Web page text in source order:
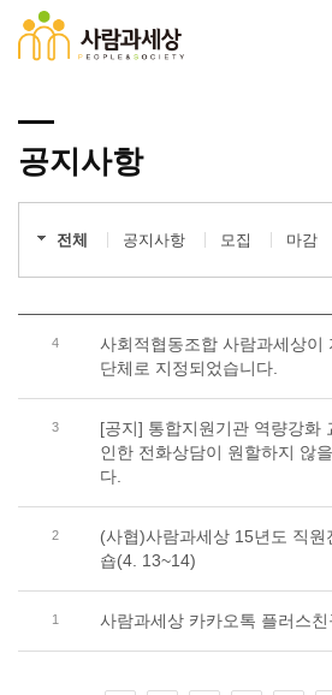
공지사항
전체 공지사항 모집 마감
4
사회적협동조합 사람과세상이
단체로 지정되었습니다.
3
[공지] 통합지원기관 역량강화
인한 전화상담이 원할하지 않
다.
2
(사협)사람과세상 15년도 직원
숍(4. 13~14)
1 사람과세상 카카오톡 플러스친